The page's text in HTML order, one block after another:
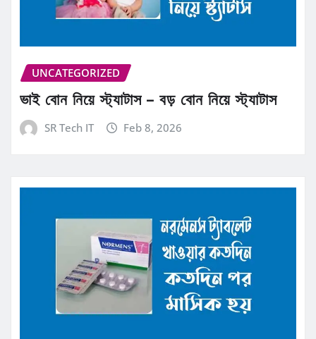
UNCATEGORIZED
ভাই বোন নিয়ে স্ট্যাটাস – বড় বোন নিয়ে স্ট্যাটাস
SR Tech IT Feb 8, 2026